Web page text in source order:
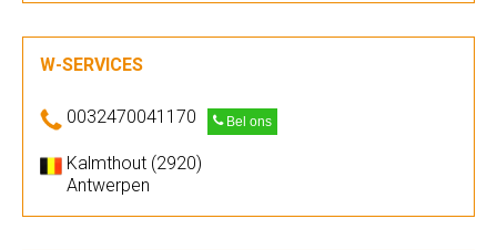
W-SERVICES
0032470041170 Bel ons
Kalmthout (2920)
Antwerpen